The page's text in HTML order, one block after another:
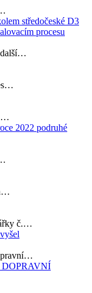
středočeské D3
procesu
další…
2022 podruhé
č.…